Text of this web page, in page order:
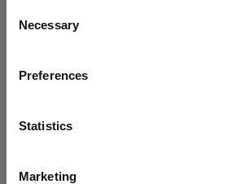
Selection
Necessary
Preferences
Statistics
Marketing
Pediátrico n…